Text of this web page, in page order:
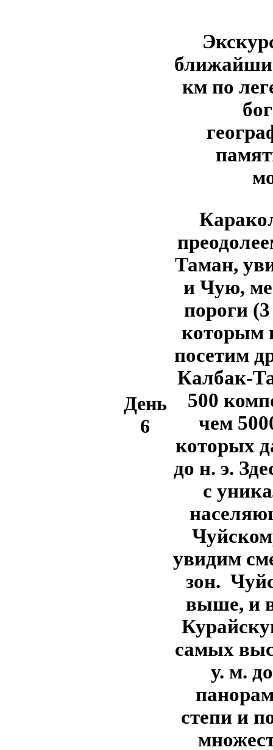
День
6
км по
Таман,
и Чую,
пороги
которым
посетим
Калбак-
500
чем
которых
до н. э.
с
увидим
зон.
выше, и
самых
у. м.
степи и